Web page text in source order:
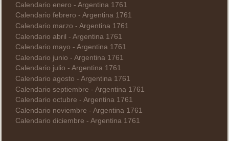
Calendario enero - Argentina 1761
Calendario febrero - Argentina 1761
Calendario marzo - Argentina 1761
Calendario abril - Argentina 1761
Calendario mayo - Argentina 1761
Calendario junio - Argentina 1761
Calendario julio - Argentina 1761
Calendario agosto - Argentina 1761
Calendario septiembre - Argentina 1761
Calendario octubre - Argentina 1761
Calendario noviembre - Argentina 1761
Calendario diciembre - Argentina 1761